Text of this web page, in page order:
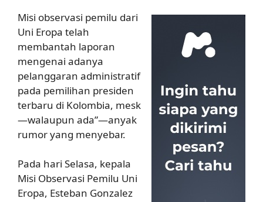
Misi observasi pemilu dari
Uni Eropa telah
membantah laporan
mengenai adanya
pelanggaran administratif
pada pemilihan presiden
terbaru di Kolombia, mesk
—walaupun ada”—anyak
rumor yang menyebar.
Pada hari Selasa, kepala
Misi Observasi Pemilu Uni
Eropa, Esteban Gonzalez